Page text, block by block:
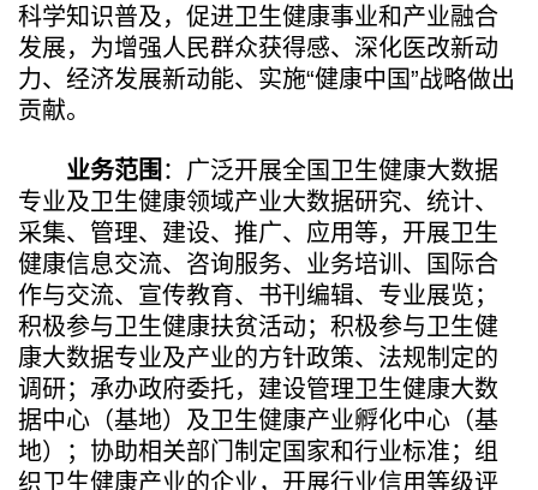
科学知识普及，促进卫生健康事业和产业融合
发展，为增强人民群众获得感、深化医改新动
力、经济发展新动能、实施“健康中国”战略做出
贡献。
业务范围 ：广泛开展全国卫生健康大数据
专业及卫生健康领域产业大数据研究、统计、
采集、管理、建设、推广、应用等，开展卫生
健康信息交流、咨询服务、业务培训、国际合
作与交流、宣传教育、书刊编辑、专业展览；
积极参与卫生健康扶贫活动；积极参与卫生健
康大数据专业及产业的方针政策、法规制定的
调研；承办政府委托，建设管理卫生健康大数
据中心（基地）及卫生健康产业孵化中心（基
地）；协助相关部门制定国家和行业标准；组
织卫生健康产业的企业，开展行业信用等级评